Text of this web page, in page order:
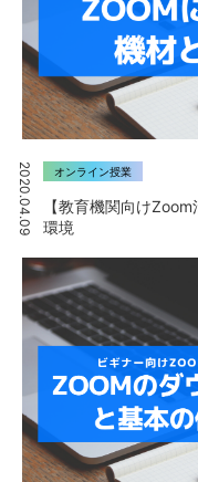
2020.04.09 オンライン授業
【教育機関向け
環境